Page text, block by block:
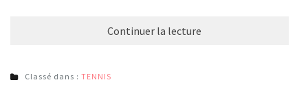
Continuer la lecture
Classé dans : TENNIS